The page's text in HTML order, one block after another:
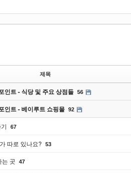
제목
인트 - 식당 및 주요 상점들 56
인트 - 베이루트 쇼핑몰 92
67
따로 있나요? 53
는 곳 47